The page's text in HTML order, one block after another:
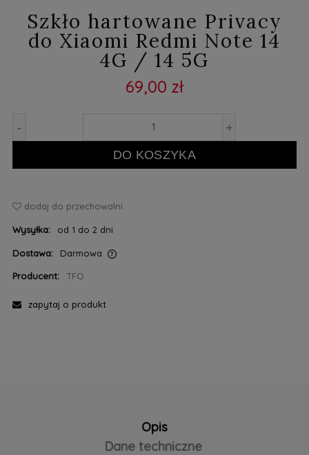
Szkło hartowane Privacy
do Xiaomi Redmi Note 14
4G / 14 5G
69,00 zł
- +
DO KOSZYKA
dodaj do przechowalni
Wysyłka: od 1 do 2 dni
Dostawa:
Darmowa
Producent:
TFO
zapytaj o produkt
Opis
Dane techniczne